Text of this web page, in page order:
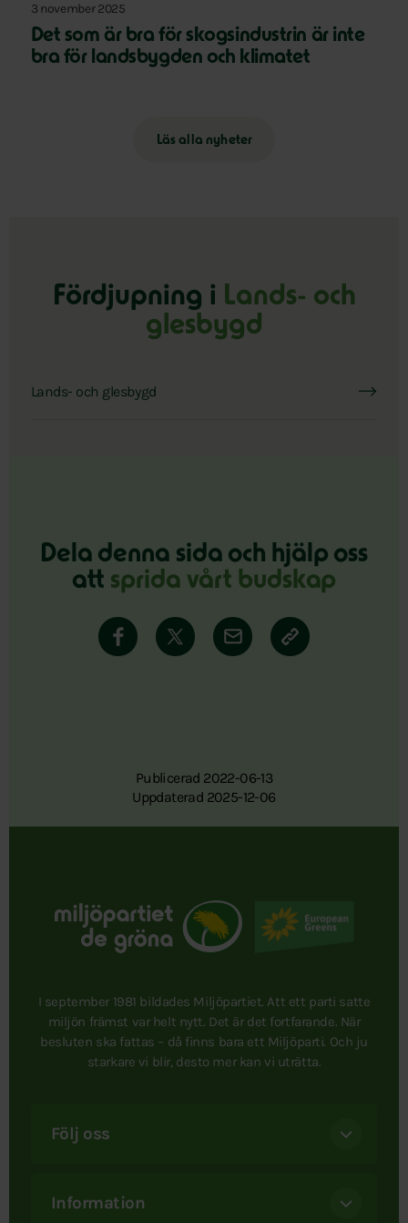
3 november 2025
Det som är bra för skogsindustrin är inte
bra för landsbygden och klimatet
Läs alla nyheter
Fördjupning i Lands- och
glesbygd
Lands- och glesbygd
Dela denna sida och hjälp oss
att sprida vårt budskap
Publicerad 2022-06-13
Uppdaterad 2025-12-06
I september 1981 bildades Miljöpartiet. Att ett parti satte
miljön främst var helt nytt. Det är det fortfarande. När
besluten ska fattas – då finns bara ett Miljöparti. Och ju
starkare vi blir, desto mer kan vi uträtta.
Följ oss
Information